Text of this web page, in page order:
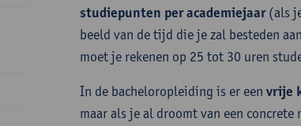
studiepunten per academiejaar(als
beeld van de tijd die je zal besteden
moet je rekenen op 25 tot 30 uren
In de bacheloropleiding is er een vrije
maar als je al droomt van een